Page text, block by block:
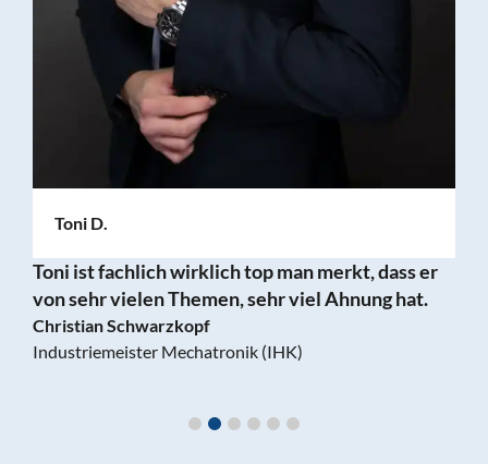
Toni D.
Toni ist fachlich wirklich top man merkt, dass er
von sehr vielen Themen, sehr viel Ahnung hat.
Christian Schwarzkopf
Industriemeister Mechatronik (IHK)